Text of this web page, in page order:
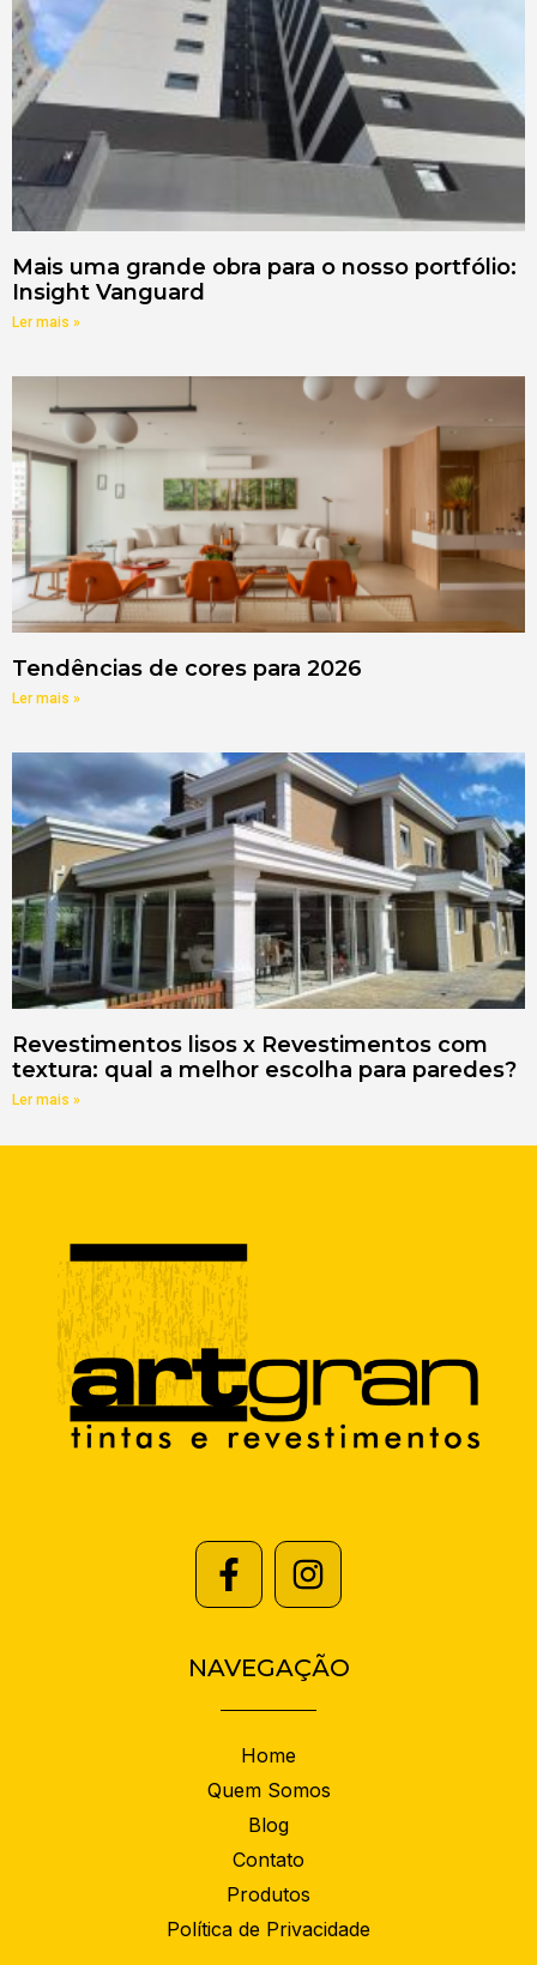
Mais uma grande obra para o nosso portfólio:
Insight Vanguard
Ler mais »
Tendências de cores para 2026
Ler mais »
Revestimentos lisos x Revestimentos com
textura: qual a melhor escolha para paredes?
Ler mais »
NAVEGAÇÃO
Home
Quem Somos
Blog
Contato
Produtos
Política de Privacidade